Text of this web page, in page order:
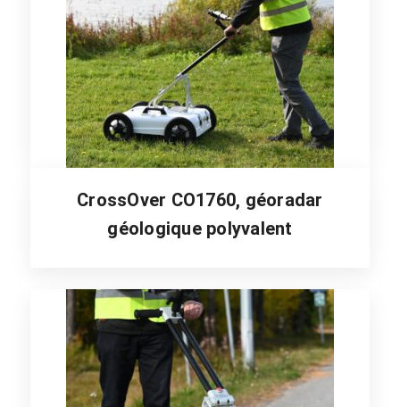
CrossOver CO1760, géoradar
géologique polyvalent